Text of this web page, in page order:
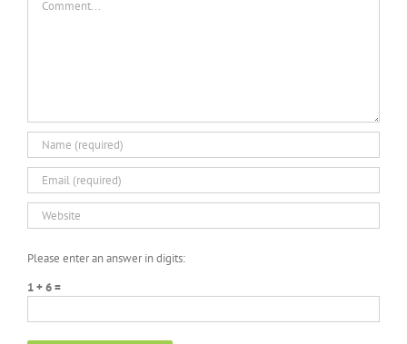
Please enter an answer in digits:
1 + 6 =